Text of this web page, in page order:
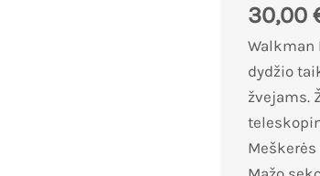
30,00
dydžio
žvejams.